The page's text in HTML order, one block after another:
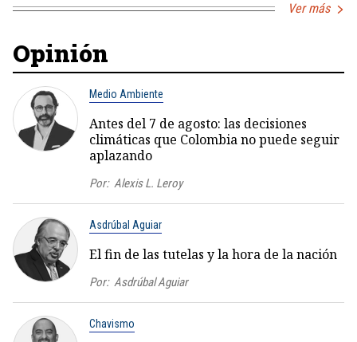
Ver más
Opinión
Medio Ambiente
Antes del 7 de agosto: las decisiones
climáticas que Colombia no puede seguir
aplazando
Por: Alexis L. Leroy
Asdrúbal Aguiar
El fin de las tutelas y la hora de la nación
Por: Asdrúbal Aguiar
Chavismo